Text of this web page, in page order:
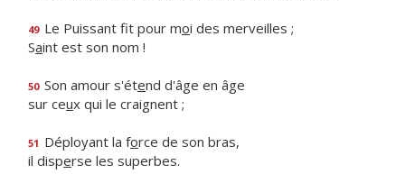
49 Le Puissant fit pour moi des merveilles ;
Saint est son nom !
50 Son amour s'étend d'âge en âge
sur ceux qui le craignent ;
51 Déployant la force de son bras,
il disperse les superbes.